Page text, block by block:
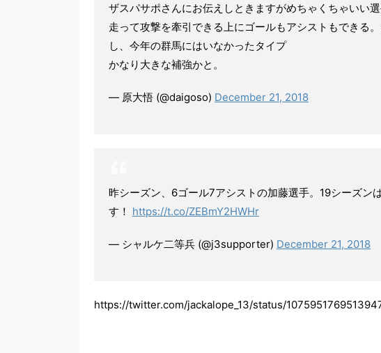
ザスパサポさんにお伝えしときますがめちゃくちゃいい
走って攻撃を牽引できる上にゴールもアシストもできる
し、今年の群馬にはいなかったタイプ
かなり大きな補強かと。
— 原大悟 (@daigoso) December 21, 2018
昨シーズン、6ゴール7アシストの加藤選手。19シーズン
す！ https://t.co/ZEBmY2HWHr
— シャルケ二等兵 (@j3supporter) December 21, 2018
https://twitter.com/jackalope_13/status/